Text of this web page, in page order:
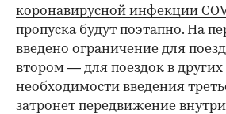
коронавирусной инфекции
пропуска будут поэтапно. На
введено ограничение для
втором — для поездок в других
необходимости введения
затронет передвижение